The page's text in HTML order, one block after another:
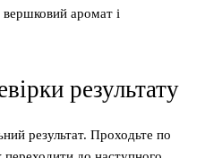
вершковий аромат і
результату
результат. Проходьте по